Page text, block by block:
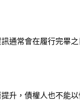
通常會在履行完畢
升，債權人也不能